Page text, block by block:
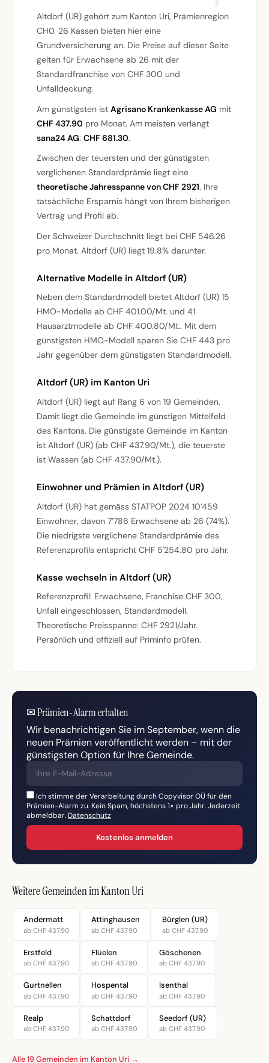
Altdorf (UR) gehört zum Kanton Uri, Prämienregion
CH0. 26 Kassen bieten hier eine
Grundversicherung an. Die Preise auf dieser Seite
gelten für Erwachsene ab 26 mit der
Standardfranchise von CHF 300 und
Unfalldeckung.
Am günstigsten ist Agrisano Krankenkasse AG mit
CHF 437.90 pro Monat. Am meisten verlangt
sana24 AG: CHF 681.30.
Zwischen der teuersten und der günstigsten
verglichenen Standardprämie liegt eine
theoretische Jahresspanne von CHF 2921. Ihre
tatsächliche Ersparnis hängt von Ihrem bisherigen
Vertrag und Profil ab.
Der Schweizer Durchschnitt liegt bei CHF 546.26
pro Monat. Altdorf (UR) liegt 19.8% darunter.
Alternative Modelle in Altdorf (UR)
Neben dem Standardmodell bietet Altdorf (UR) 15
HMO-Modelle ab CHF 401.00/Mt. und 41
Hausarztmodelle ab CHF 400.80/Mt.. Mit dem
günstigsten HMO-Modell sparen Sie CHF 443 pro
Jahr gegenüber dem günstigsten Standardmodell.
Altdorf (UR) im Kanton Uri
Altdorf (UR) liegt auf Rang 6 von 19 Gemeinden.
Damit liegt die Gemeinde im günstigen Mittelfeld
des Kantons. Die günstigste Gemeinde im Kanton
ist Altdorf (UR) (ab CHF 437.90/Mt.), die teuerste
ist Wassen (ab CHF 437.90/Mt.).
Einwohner und Prämien in Altdorf (UR)
Altdorf (UR) hat gemäss STATPOP 2024 10’459
Einwohner, davon 7’786 Erwachsene ab 26 (74%).
Die niedrigste verglichene Standardprämie des
Referenzprofils entspricht CHF 5'254.80 pro Jahr.
Kasse wechseln in Altdorf (UR)
Referenzprofil: Erwachsene, Franchise CHF 300,
Unfall eingeschlossen, Standardmodell.
Theoretische Preisspanne: CHF 2921/Jahr.
Persönlich und offiziell auf Priminfo prüfen.
✉Prämien-Alarm erhalten
Wir benachrichtigen Sie im September, wenn die
neuen Prämien veröffentlicht werden – mit der
günstigsten Option für Ihre Gemeinde.
Ich stimme der Verarbeitung durch Copyvisor OÜ für den
Prämien-Alarm zu. Kein Spam, höchstens 1× pro Jahr. Jederzeit
abmeldbar. Datenschutz
Kostenlos anmelden
Weitere Gemeinden im Kanton Uri
Andermatt
ab CHF 437.90
Attinghausen
ab CHF 437.90
Bürglen (UR)
ab CHF 437.90
Erstfeld
ab CHF 437.90
Flüelen
ab CHF 437.90
Göschenen
ab CHF 437.90
Gurtnellen
ab CHF 437.90
Hospental
ab CHF 437.90
Isenthal
ab CHF 437.90
Realp
ab CHF 437.90
Schattdorf
ab CHF 437.90
Seedorf (UR)
ab CHF 437.90
Alle 19 Gemeinden im Kanton Uri →